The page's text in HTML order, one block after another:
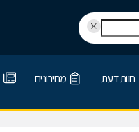
חוות דעת מחירונים